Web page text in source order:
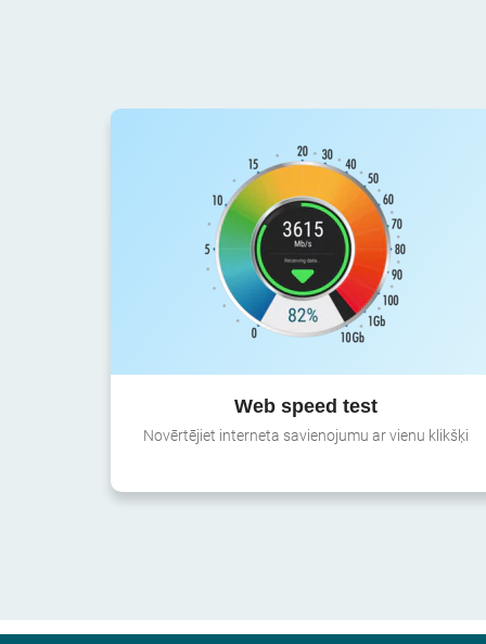
Web speed test
Novērtējiet interneta savienojumu ar vienu klikšķi